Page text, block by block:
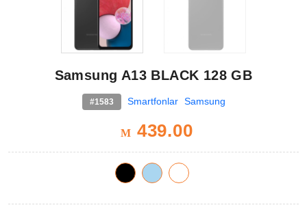
Samsung A13 BLACK 128 GB
#1583 Smartfonlar Samsung
M 439.00